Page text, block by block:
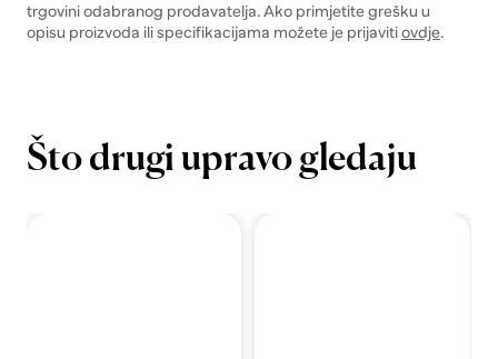
trgovini odabranog prodavatelja. Ako primjetite grešku u
opisu proizvoda ili specifikacijama možete je prijavitiovdje.
Što drugi upravo gledaju